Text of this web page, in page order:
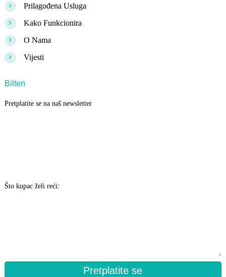
> Prilagođena Usluga
> Kako Funkcionira
> O Nama
> Vijesti
Bilten
Pretplatite se na naš newsletter
Što kupac želi reći:
Pretplatite se